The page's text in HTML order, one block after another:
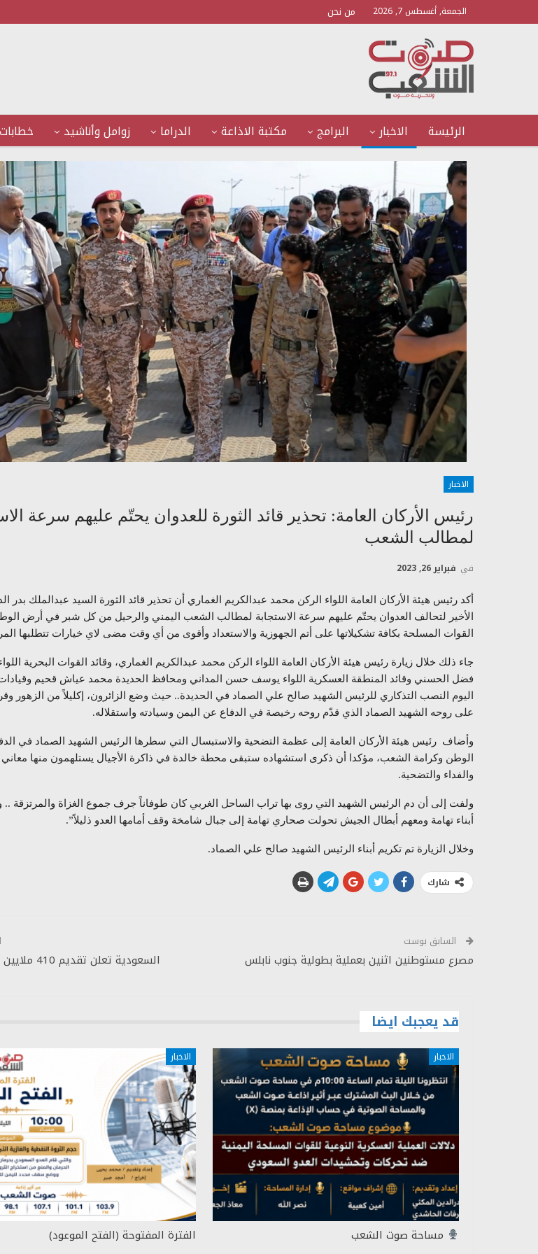
الجمعة, أغسطس 7, 2026 من نحن
الرئيسة الاخبار البرامج مكتبة الاذاعة الدراما زوامل وأناشيد
الاخبار
رئيس الأركان العامة: تحذير قائد الثورة للعدوان يحتّم عليهم سرعة
لمطالب الشعب
في فبراير 26, 2023
أكد رئيس هيئة الأركان العامة اللواء الركن محمد عبدالكريم الغماري أن تحذير قائد الثورة السيد عبدالملك بدر
الأخير لتحالف العدوان يحتّم عليهم سرعة الاستجابة لمطالب الشعب اليمني والرحيل من كل شبر في أرض
القوات المسلحة بكافة تشكيلاتها على أتم الجهوزية والاستعداد وأقوى من أي وقت مضى لاي خيارات تتطلبها
جاء ذلك خلال زيارة رئيس هيئة الأركان العامة اللواء الركن محمد عبدالكريم الغماري، وقائد القوات البحرية
فضل الحسني وقائد المنطقة العسكرية اللواء يوسف حسن المداني ومحافظ الحديدة محمد عياش قحيم
اليوم النصب التذكاري للرئيس الشهيد صالح علي الصماد في الحديدة.. حيث وضع الزائرون، إكليلاً من الزهور
على روحه الشهيد الصماد الذي قدّم روحه رخيصة في الدفاع عن اليمن وسيادته واستقلاله.
وأضاف رئيس هيئة الأركان العامة إلى عظمة التضحية والاستبسال التي سطرها الرئيس الشهيد الصماد في
الوطن وكرامة الشعب، مؤكدا أن ذكرى استشهاده ستبقى محطة خالدة في ذاكرة الأجيال يستلهمون منها
والفداء والتضحية.
ولفت إلى أن دم الرئيس الشهيد التي روى بها تراب الساحل الغربي كان طوفاناً جرف جموع الغزاة والمرتزقة ..
أبناء تهامة ومعهم أبطال الجيش تحولت صحاري تهامة إلى جبال شامخة وقف أمامها العدو ذليلاً”.
وخلال الزيارة تم تكريم أبناء الرئيس الشهيد صالح علي الصماد.
شارك
السابق بوست
مصرع مستوطنين اثنين بعملية بطولية جنوب نابلس السعودية
قد يعجبك ايضا
الاخبار
مساحة صوت الشعب
الاخبار
الفترة المفتوحة (الفتح الموعود)